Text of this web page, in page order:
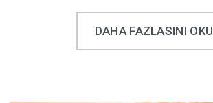
DAHA FAZLASINI OKU